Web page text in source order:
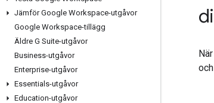
Jämför Google Workspace-utgåvor
Google Workspace-tillägg
Äldre G Suite-utgåvor
Business-utgåvor
Enterprise-utgåvor
Essentials-utgåvor
Education-utgåvor